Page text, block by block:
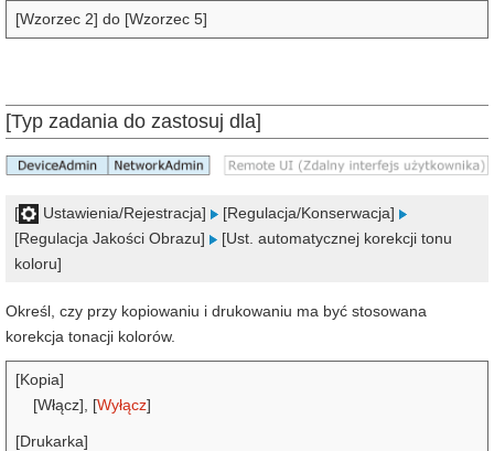
[Wzorzec 2] do [Wzorzec 5]
[Typ zadania do zastosuj dla]
[ Ustawienia/Rejestracja]
[Regulacja/Konserwacja]
[Regulacja Jakości Obrazu]
[Ust. automatycznej korekcji tonu
koloru]
Określ, czy przy kopiowaniu i drukowaniu ma być stosowana
korekcja tonacji kolorów.
[Kopia]
[Włącz], [Wyłącz]
[Drukarka]